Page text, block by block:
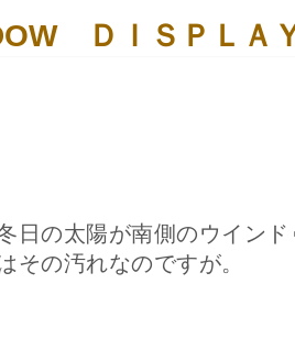
ＤＩＳＰＬＡ
が南側のウインドゥに
はその汚れなのですが